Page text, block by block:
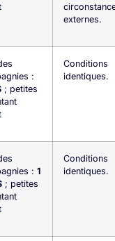
externes.
:
; petites
Conditions
identiques.
: 1
; petites
Conditions
identiques.